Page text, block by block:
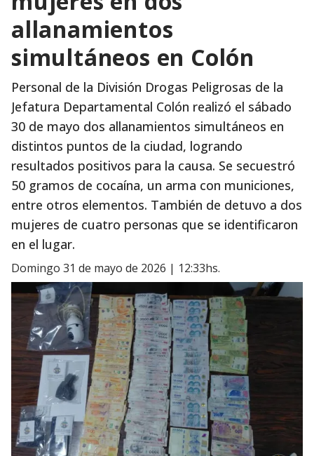
allanamientos
simultáneos en Colón
Personal de la División Drogas Peligrosas de la
Jefatura Departamental Colón realizó el sábado
30 de mayo dos allanamientos simultáneos en
distintos puntos de la ciudad, logrando
resultados positivos para la causa. Se secuestró
50 gramos de cocaína, un arma con municiones,
entre otros elementos. También de detuvo a dos
mujeres de cuatro personas que se identificaron
en el lugar.
domingo 31 de mayo de 2026 | 12:33hs.